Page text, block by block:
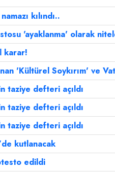
kılındı..
'ayaklanma' olarak
karar!
'Kültürel Soykırım' ve
taziye defteri açıldı
taziye defteri açıldı
taziye defteri açıldı
kutlanacak
edildi